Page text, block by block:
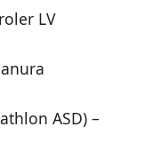
LV
ASD) –